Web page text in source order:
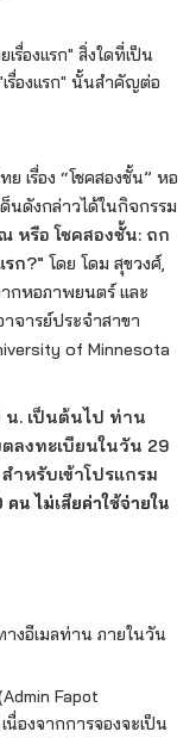
รื่องแรก" สิ่งใดที่เป็น
รื่องแรก" นั้นสำคัญต่อ
เรื่อง “โชคสองชั้น” หอ
นดังกล่าวได้ในกิจกรรม
หรือ โชคสองชั้น: ถก
ก?" โดย โดม สุขวงศ์,
กหอภาพยนตร์ และ
จารย์ประจำสาขา
of Minnesota
น. เป็นต้นไป ท่าน
ลงทะเบียนในวัน 29
ำหรับเข้าโปรแกรม
น ไม่เสียค่าใช้จ่ายใน
งอีเมลท่าน ภายในวัน
Fapot
เนื่องจากการจองจะเป็น